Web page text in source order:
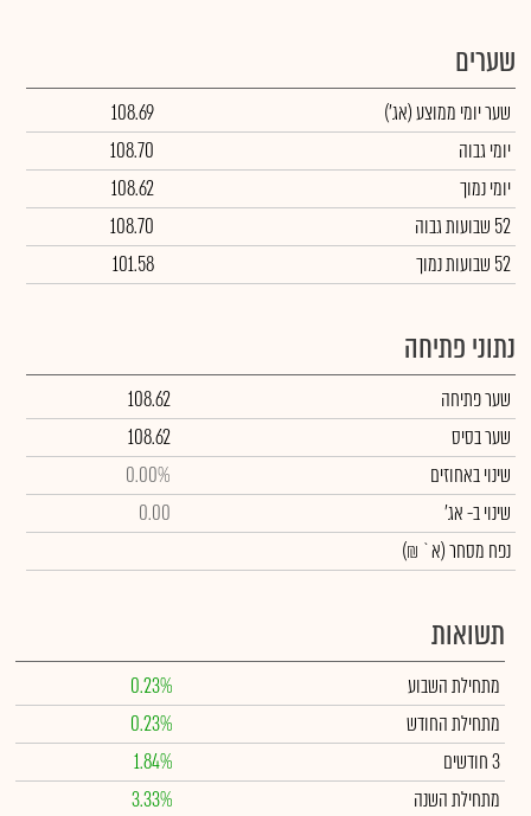
שערים
שער יומי ממוצע(אג')
108.69
יומי גבוה
108.70
יומי נמוך
108.62
52 שבועות גבוה
108.70
52 שבועות נמוך
101.58
נתוני פתיחה
שער פתיחה
108.62
שער בסיס
108.62
שינוי באחוזים
0.00%
שינויב- אג'
0.00
נפח מסחר(א` ₪)
תשואות
מתחילת השבוע
0.23%
מתחילת החודש
0.23%
3 חודשים
1.84%
מתחילת השנה
3.33%